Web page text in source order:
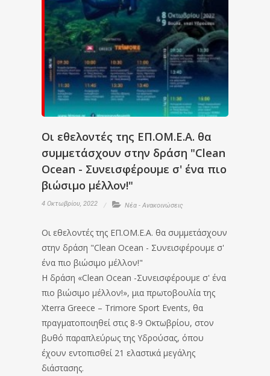
Οι εθελοντές της ΕΠ.ΟΜ.Ε.Α. θα
συμμετάσχουν στην δράση "Clean
Ocean - Συνεισφέρουμε σ' ένα πιο
βιώσιμο μέλλον!"
4 Οκτωβρίου, 2022 Νέα - Ανακοινώσεις
Οι εθελοντές της ΕΠ.ΟΜ.Ε.Α. θα συμμετάσχουν
στην δράση "Clean Ocean - Συνεισφέρουμε σ'
ένα πιο βιώσιμο μέλλον!"
Η δράση «Clean Ocean -Συνεισφέρουμε σ' ένα
πιο βιώσιμο μέλλον!», μια πρωτοβουλία της
Xterra Greece – Trimore Sport Events, θα
πραγματοποιηθεί στις 8-9 Οκτωβρίου, στον
βυθό παραπλεύρως της Υδρούσας, όπου
έχουν εντοπισθεί 21 ελαστικά μεγάλης
διάστασης.